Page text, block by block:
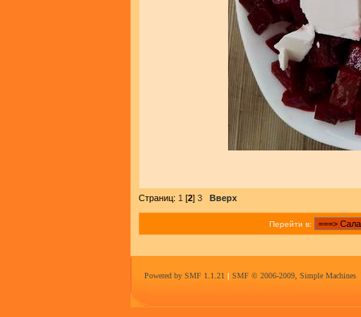
Страниц: 1 [2] 3 Вверх
Перейти в:
Powered by SMF 1.1.21 | SMF © 2006-2009, Simple Machines